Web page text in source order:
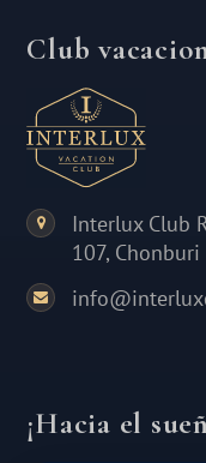
Club
Interlux Club
107,
¡Hacia el